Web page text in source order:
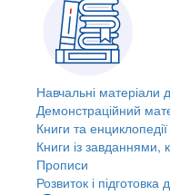
Навчальні матеріали
Демонстраційний
Книги та енциклопедії
Книги із завданнями,
Прописи
Розвиток і підготовка